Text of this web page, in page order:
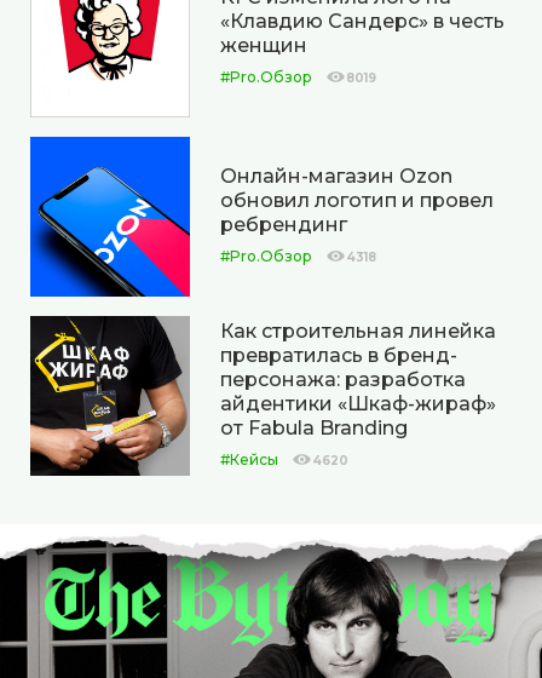
«Клавдию Сандерс» в честь
женщин
#Pro.Обзор 8019
Онлайн-магазин Ozon
обновил логотип и провел
ребрендинг
#Pro.Обзор 4318
Как строительная линейка
превратилась в бренд-
персонажа: разработка
айдентики «Шкаф-жираф»
от Fabula Branding
#Кейсы 4620